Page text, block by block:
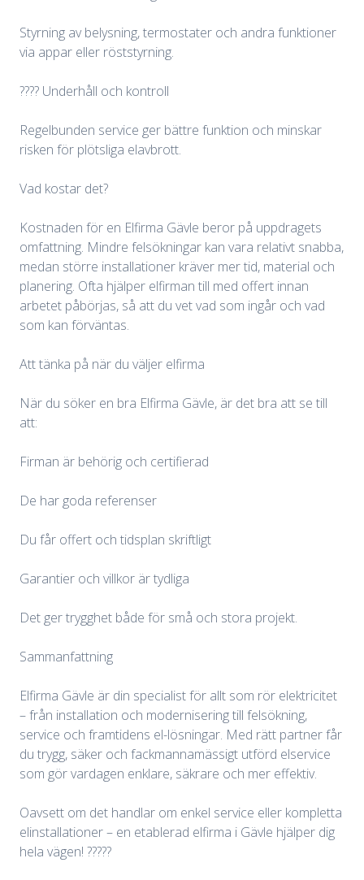
Styrning av belysning, termostater och andra funktioner
via appar eller röststyrning.
???? Underhåll och kontroll
Regelbunden service ger bättre funktion och minskar
risken för plötsliga elavbrott.
Vad kostar det?
Kostnaden för en Elfirma Gävle beror på uppdragets
omfattning. Mindre felsökningar kan vara relativt snabba,
medan större installationer kräver mer tid, material och
planering. Ofta hjälper elfirman till med offert innan
arbetet påbörjas, så att du vet vad som ingår och vad
som kan förväntas.
Att tänka på när du väljer elfirma
När du söker en bra Elfirma Gävle, är det bra att se till
att:
Firman är behörig och certifierad
De har goda referenser
Du får offert och tidsplan skriftligt
Garantier och villkor är tydliga
Det ger trygghet både för små och stora projekt.
Sammanfattning
Elfirma Gävle är din specialist för allt som rör elektricitet
– från installation och modernisering till felsökning,
service och framtidens el-lösningar. Med rätt partner får
du trygg, säker och fackmannamässigt utförd elservice
som gör vardagen enklare, säkrare och mer effektiv.
Oavsett om det handlar om enkel service eller kompletta
elinstallationer – en etablerad elfirma i Gävle hjälper dig
hela vägen! ?????